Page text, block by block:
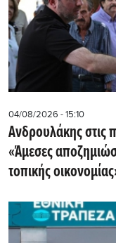
04/08/2026 - 15:10
Ανδρουλάκης στις
«Άμεσες
τοπικής